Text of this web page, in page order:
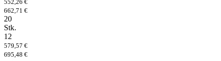
552,26 €
662,71 €
20
Stk.
12
579,57 €
695,48 €